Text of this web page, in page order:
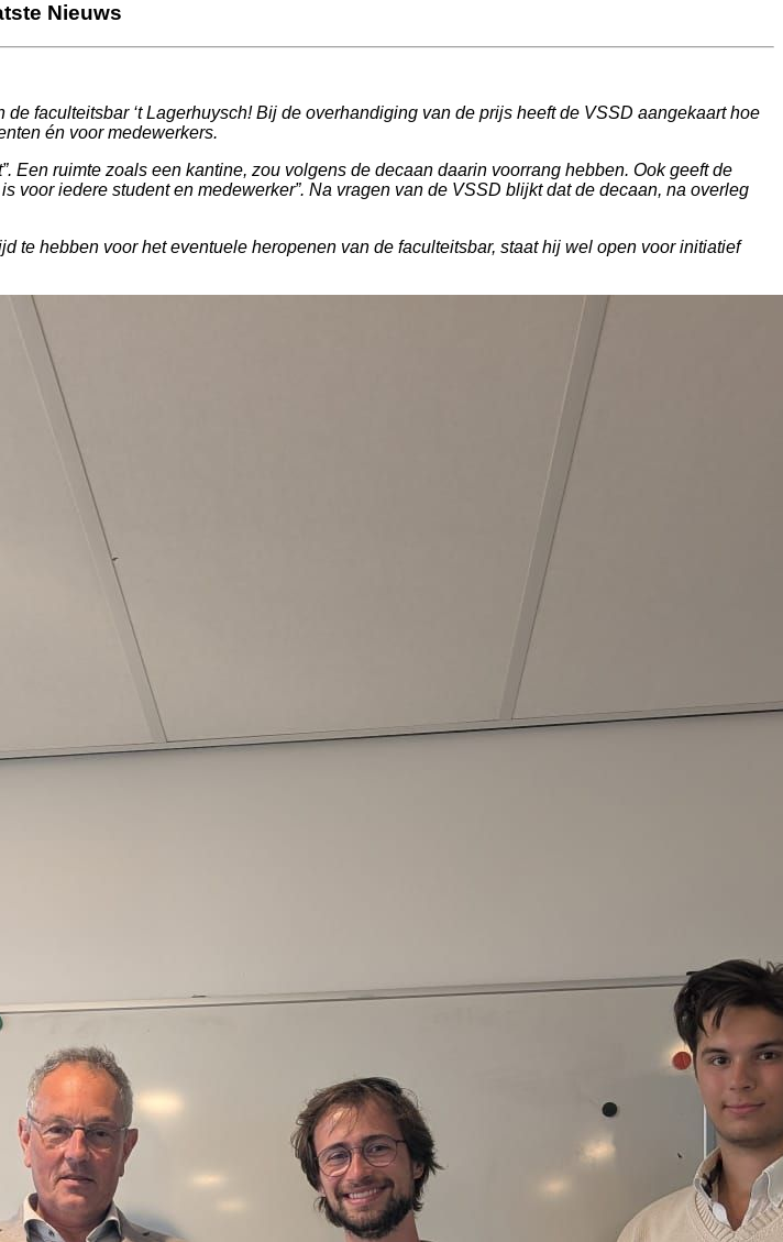
Nieuws
faculteitsbar ‘t Lagerhuysch! Bij de overhandiging van de prijs heeft de VSSD aangekaart hoe
én voor medewerkers.
Een ruimte zoals een kantine, zou volgens de decaan daarin voorrang hebben. Ook geeft de
voor iedere student en medewerker”. Na vragen van de VSSD blijkt dat de decaan, na overleg
te hebben voor het eventuele heropenen van de faculteitsbar, staat hij wel open voor initiatief